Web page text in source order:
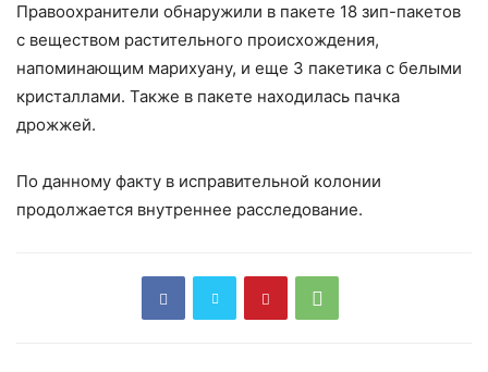
Правоохранители обнаружили в пакете 18 зип-пакетов
с веществом растительного происхождения,
напоминающим марихуану, и еще 3 пакетика с белыми
кристаллами. Также в пакете находилась пачка
дрожжей.
По данному факту в исправительной колонии
продолжается внутреннее расследование.